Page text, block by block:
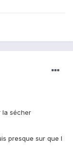
la sécher
presque sur que l